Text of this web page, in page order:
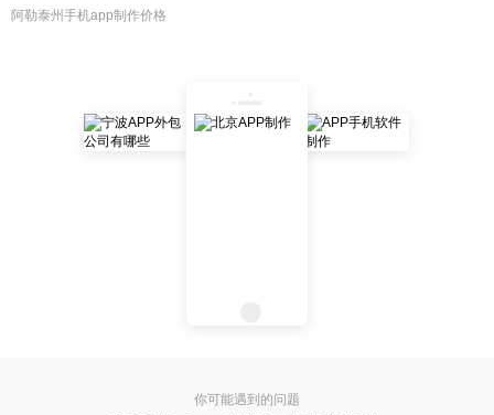
阿勒泰州手机app制作价格
你可能遇到的问题